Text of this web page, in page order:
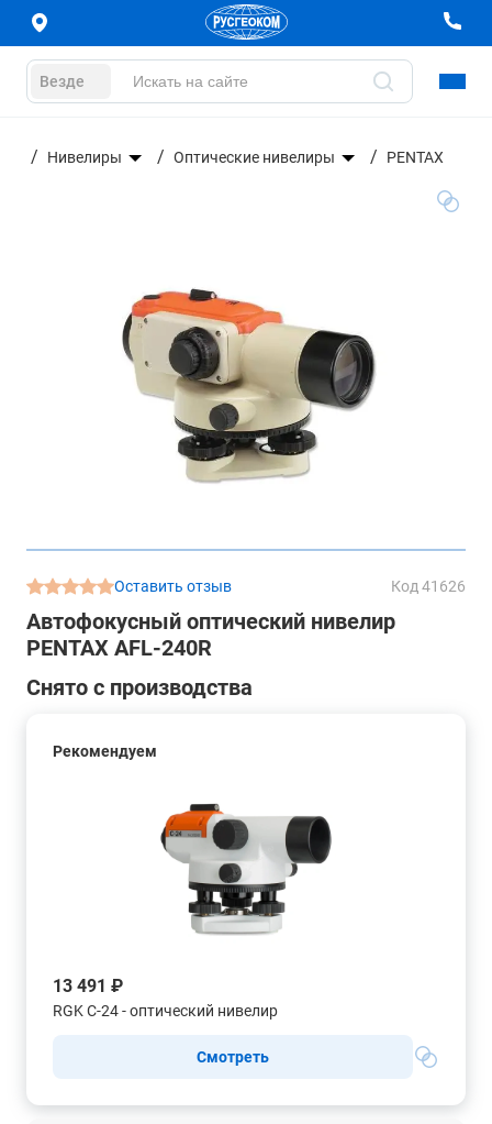
Везде
Нивелиры Оптические нивелиры PENTAX
Оставить отзыв Код 41626
Автофокусный оптический нивелир
PENTAX AFL-240R
Снято с производства
Рекомендуем
13 491 ₽
RGK C-24 - оптический нивелир
Смотреть